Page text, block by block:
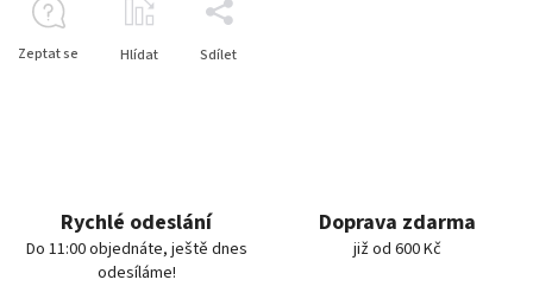
Zeptat se Hlídat Sdílet
Rychlé odeslání
Do 11:00 objednáte, ještě dnes
odesíláme!
Doprava zdarma
již od 600 Kč